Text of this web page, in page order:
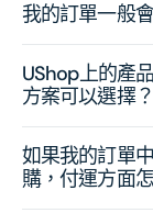
我的訂單一般
UShop上的產
方案可以選擇？
如果我的訂單
購，付運方面